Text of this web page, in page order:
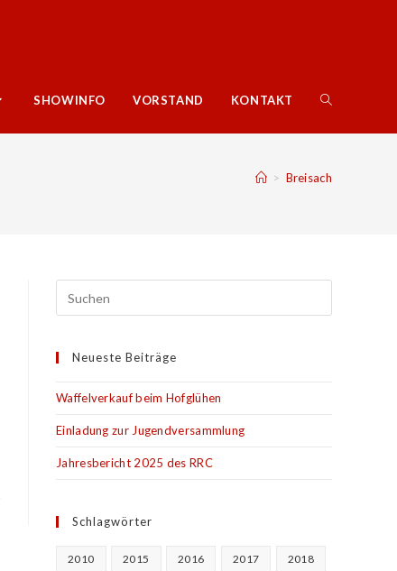
SHOWINFO VORSTAND KONTAKT WEBSITE-
> Breisach
Neueste Beiträge
Waffelverkauf beim Hofglühen
Einladung zur Jugendversammlung
Jahresbericht 2025 des RRC
Schlagwörter
2010 2015 2016 2017 2018